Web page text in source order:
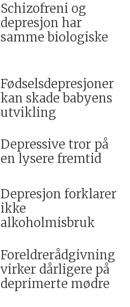
Schizofreni og
depresjon har
samme biologiske
Fødselsdepresjoner
kan skade babyens
utvikling
Depressive tror på
en lysere fremtid
Depresjon forklarer
ikke
alkoholmisbruk
Foreldrerådgivning
virker dårligere på
deprimerte mødre